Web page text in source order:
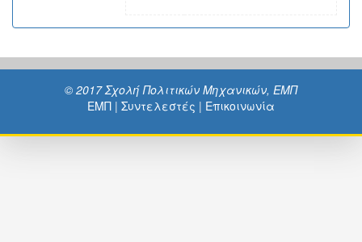
© 2017 Σχολή Πολιτικών Μηχανικών, ΕΜΠ
ΕΜΠ | Συντελεστές | Επικοινωνία